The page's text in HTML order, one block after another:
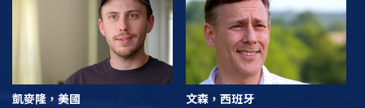
凱麥隆，美國 文森，西班牙